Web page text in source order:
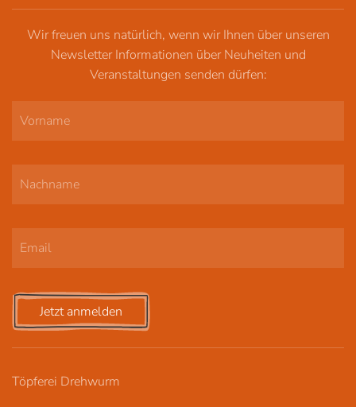
Optionen
können
der
gewählt
Wir freuen uns natürlich, wenn wir Ihnen über unseren
Newsletter Informationen über Neuheiten und
Veranstaltungen senden dürfen:
Jetzt anmelden
Töpferei Drehwurm